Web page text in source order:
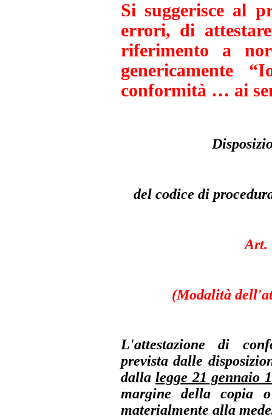
Si suggerisce al
errori, di
riferimento a
genericamente
conformità … ai
del codice di
Art.
(Modalità
L'attestazione di
prevista dalle
dalla legge 21 gennaio
margine della copia
materialmente alla